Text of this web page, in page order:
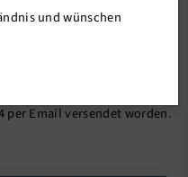
per Email versendet worden.
und wünschen